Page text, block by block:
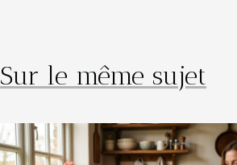
Sur le même sujet